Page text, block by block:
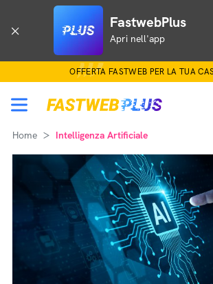
FastwebPlus
Apri nell'app
OFFERTA FASTWEB PER LA TUA
Home Intelligenza Artificiale